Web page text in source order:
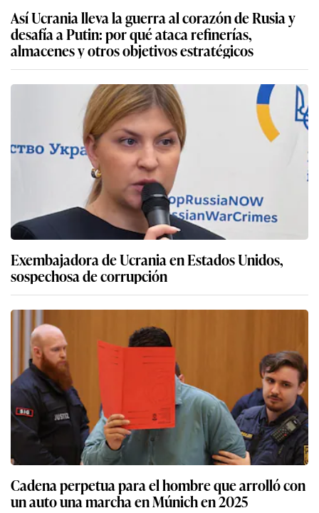
Así Ucrania lleva la guerra al corazón de Rusia y
desafía a Putin: por qué ataca refinerías,
almacenes y otros objetivos estratégicos
Exembajadora de Ucrania en Estados Unidos,
sospechosa de corrupción
Cadena perpetua para el hombre que arrolló con
un auto una marcha en Múnich en 2025